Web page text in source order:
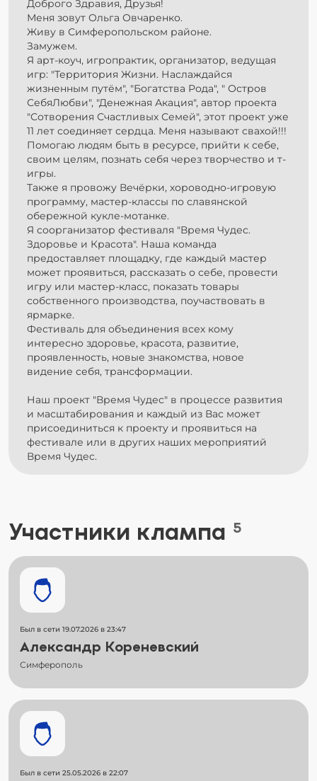
Доброго Здравия, Друзья!
Меня зовут Ольга Овчаренко.
Живу в Симферопольском районе.
Замужем.
Я арт-коуч, игропрактик, организатор, ведущая
игр: "Территория Жизни. Наслаждайся
жизненным путём", "Богатства Рода", " Остров
СебяЛюбви", "Денежная Акация", автор проекта
"Сотворения Счастливых Семей", этот проект уже
11 лет соединяет сердца. Меня называют свахой!!!
Помогаю людям быть в ресурсе, прийти к себе,
своим целям, познать себя через творчество и т-
игры.
Также я провожу Вечёрки, хороводно-игровую
программу, мастер-классы по славянской
обережной кукле-мотанке.
Я соорганизатор фестиваля "Время Чудес.
Здоровье и Красота". Наша команда
предоставляет площадку, где каждый мастер
может проявиться, рассказать о себе, провести
игру или мастер-класс, показать товары
собственного производства, поучаствовать в
ярмарке.
Фестиваль для объединения всех кому
интересно здоровье, красота, развитие,
проявленность, новые знакомства, новое
видение себя, трансформации.
Наш проект "Время Чудес" в процессе развития
и масштабирования и каждый из Вас может
присоединиться к проекту и проявиться на
фестивале или в других наших мероприятий
Время Чудес.
Участники клампа 5
Был в сети 19.07.2026 в 23:47
Александр Кореневский
Симферополь
Был в сети 25.05.2026 в 22:07